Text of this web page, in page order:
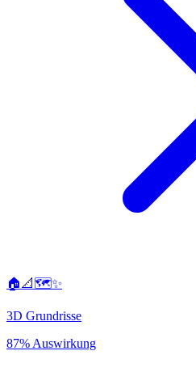
🏠📐🗺️✨
3D Grundrisse
87% Auswirkung